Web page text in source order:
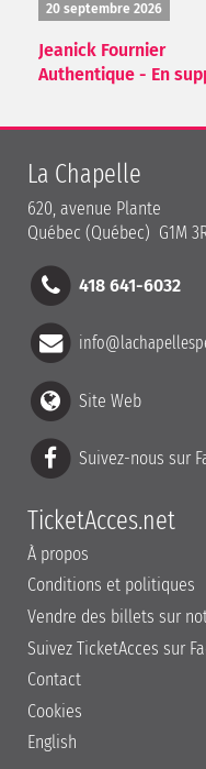
20 septembre 2026
Jeanick Fournier
Authentique - En
La Chapelle
620, avenue Plante
Québec (Québec) G1M
418 641-6032
Site Web
Suivez-nous sur
TicketAcces.net
À propos
Conditions et politiques
Vendre des billets sur
Suivez TicketAcces sur
Contact
Cookies
English